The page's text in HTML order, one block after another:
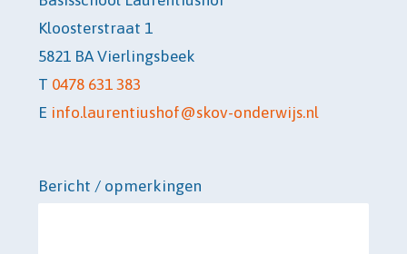
Kloosterstraat 1
5821 BA Vierlingsbeek
T 0478 631 383
E info.laurentiushof@skov-onderwijs.nl
Bericht / opmerkingen